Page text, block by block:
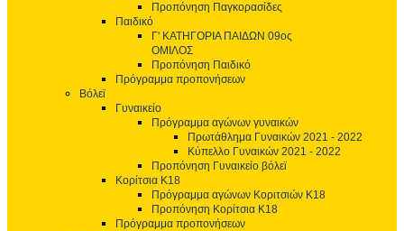
Προπόνηση Παγκορασίδες
Παιδικό
Γ' ΚΑΤΗΓΟΡΙΑ ΠΑΙΔΩΝ 09ος
ΟΜΙΛΟΣ
Προπόνηση Παιδικό
Πρόγραμμα προπονήσεων
Βόλεϊ
Γυναικείο
Πρόγραμμα αγώνων γυναικών
Πρωτάθλημα Γυναικών 2021 - 2022
Κύπελλο Γυναικών 2021 - 2022
Προπόνηση Γυναικείο βόλεϊ
Κορίτσια Κ18
Πρόγραμμα αγώνων Κοριτσιών Κ18
Προπόνηση Κορίτσια Κ18
Πρόγραμμα προπονήσεων